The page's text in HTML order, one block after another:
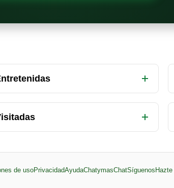
de usoPrivacidadAyudaChatymasChatSíguenos